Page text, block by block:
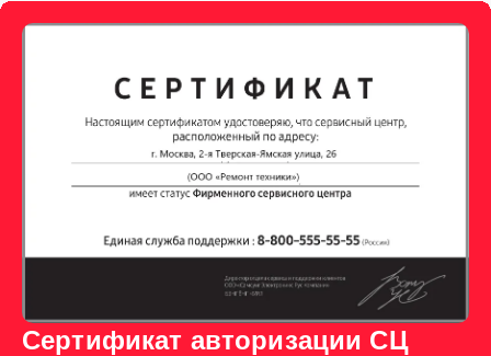
Сертификат авторизации СЦ